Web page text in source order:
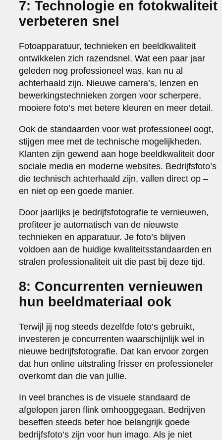
7: Technologie en fotokwaliteit
verbeteren snel
Fotoapparatuur, technieken en beeldkwaliteit
ontwikkelen zich razendsnel. Wat een paar jaar
geleden nog professioneel was, kan nu al
achterhaald zijn. Nieuwe camera’s, lenzen en
bewerkingstechnieken zorgen voor scherpere,
mooiere foto’s met betere kleuren en meer detail.
Ook de standaarden voor wat professioneel oogt,
stijgen mee met de technische mogelijkheden.
Klanten zijn gewend aan hoge beeldkwaliteit door
sociale media en moderne websites. Bedrijfsfoto’s
die technisch achterhaald zijn, vallen direct op –
en niet op een goede manier.
Door jaarlijks je bedrijfsfotografie te vernieuwen,
profiteer je automatisch van de nieuwste
technieken en apparatuur. Je foto’s blijven
voldoen aan de huidige kwaliteitsstandaarden en
stralen professionaliteit uit die past bij deze tijd.
8: Concurrenten vernieuwen
hun beeldmateriaal ook
Terwijl jij nog steeds dezelfde foto’s gebruikt,
investeren je concurrenten waarschijnlijk wel in
nieuwe bedrijfsfotografie. Dat kan ervoor zorgen
dat hun online uitstraling frisser en professioneler
overkomt dan die van jullie.
In veel branches is de visuele standaard de
afgelopen jaren flink omhooggegaan. Bedrijven
beseffen steeds beter hoe belangrijk goede
bedrijfsfoto’s zijn voor hun imago. Als je niet